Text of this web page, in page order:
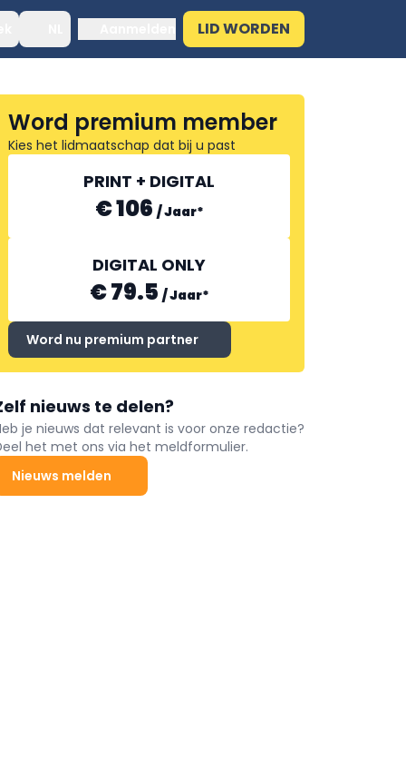
LID WORDEN
Word premium member
Kies het lidmaatschap dat bij u past
PRINT + DIGITAL
€ 106 /Jaar*
DIGITAL ONLY
€ 79.5 /Jaar*
Word nu premium partner
nieuws te delen?
je nieuws dat relevant is voor onze redactie?
het met ons via het meldformulier.
Nieuws melden